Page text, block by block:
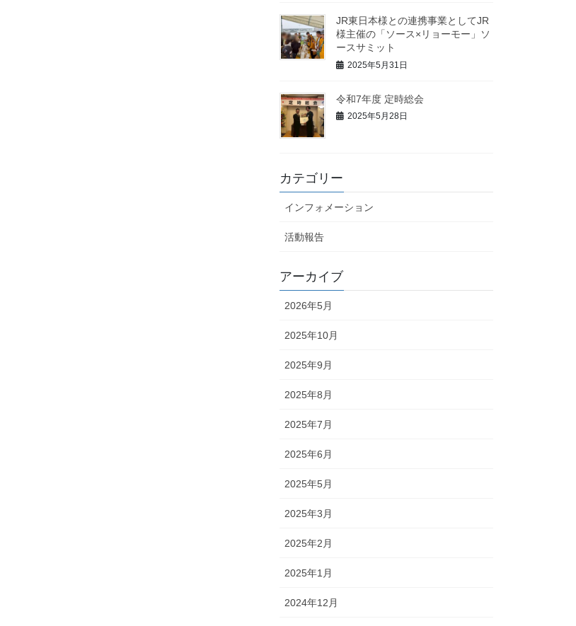
JR東日本様との連携事業としてJR
様主催の「ソース×リョーモー」ソ
ースサミット
2025年5月31日
令和7年度 定時総会
2025年5月28日
カテゴリー
インフォメーション
活動報告
アーカイブ
2026年5月
2025年10月
2025年9月
2025年8月
2025年7月
2025年6月
2025年5月
2025年3月
2025年2月
2025年1月
2024年12月